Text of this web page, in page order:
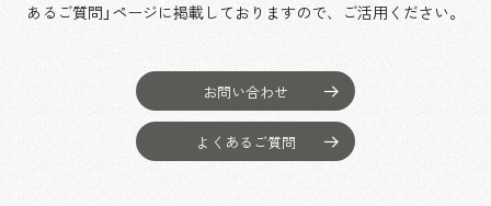
あるご質問」ページに掲載しておりますので、
ご活用ください。
お問い合わせ
よくあるご質問